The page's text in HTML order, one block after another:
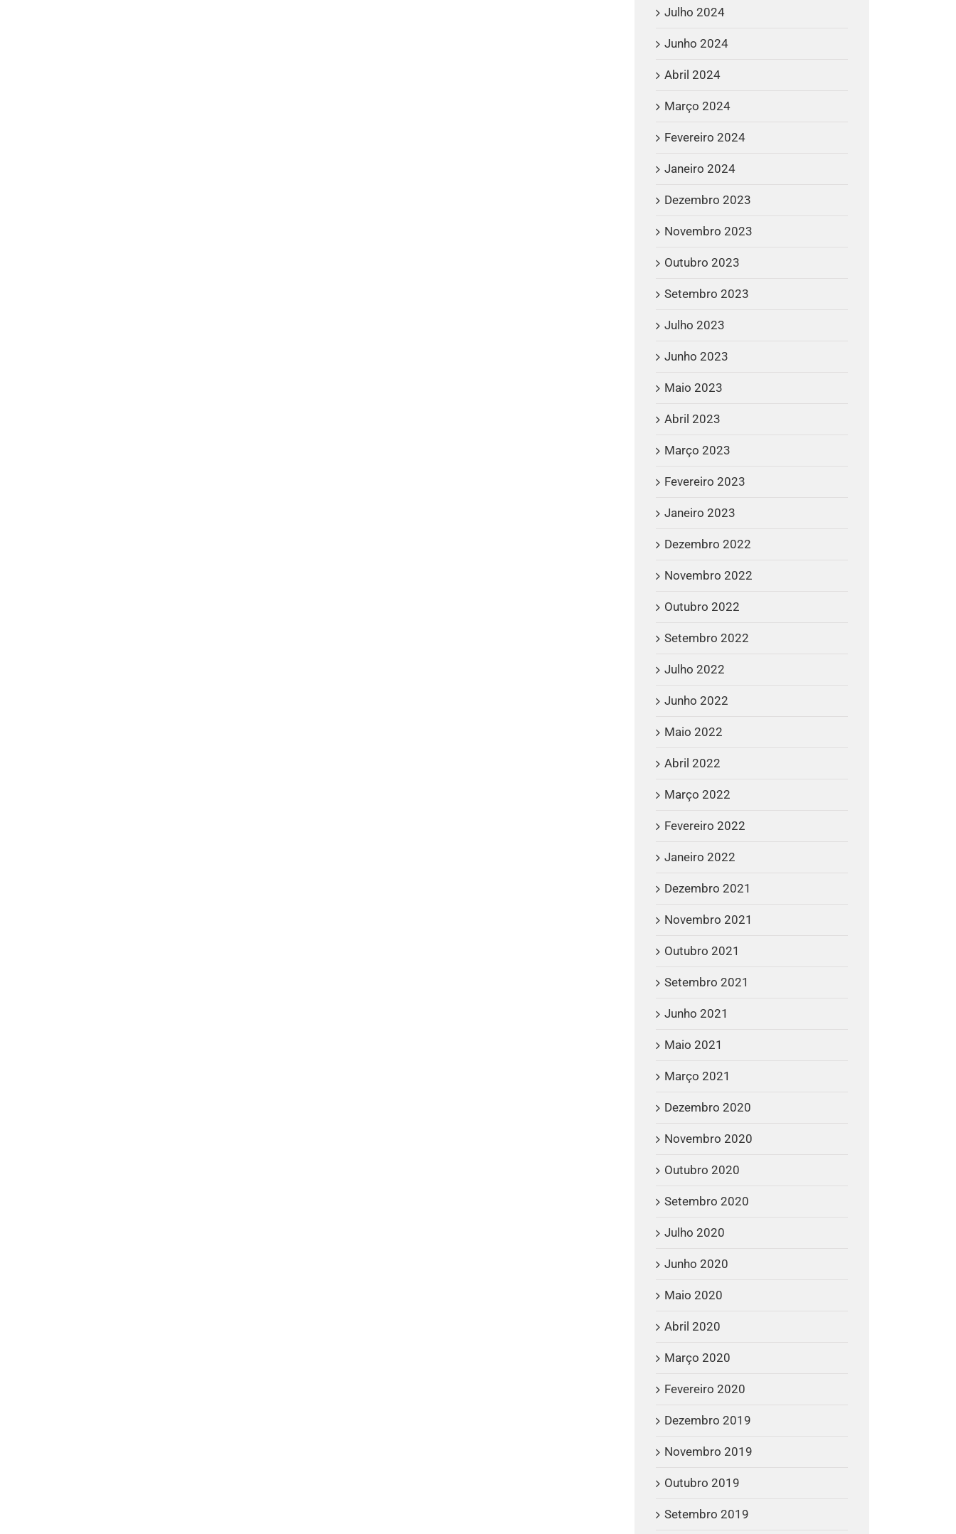
Julho 2024
Junho 2024
Abril 2024
Março 2024
Fevereiro 2024
Janeiro 2024
Dezembro 2023
Novembro 2023
Outubro 2023
Setembro 2023
Julho 2023
Junho 2023
Maio 2023
Abril 2023
Março 2023
Fevereiro 2023
Janeiro 2023
Dezembro 2022
Novembro 2022
Outubro 2022
Setembro 2022
Julho 2022
Junho 2022
Maio 2022
Abril 2022
Março 2022
Fevereiro 2022
Janeiro 2022
Dezembro 2021
Novembro 2021
Outubro 2021
Setembro 2021
Junho 2021
Maio 2021
Março 2021
Dezembro 2020
Novembro 2020
Outubro 2020
Setembro 2020
Julho 2020
Junho 2020
Maio 2020
Abril 2020
Março 2020
Fevereiro 2020
Dezembro 2019
Novembro 2019
Outubro 2019
Setembro 2019